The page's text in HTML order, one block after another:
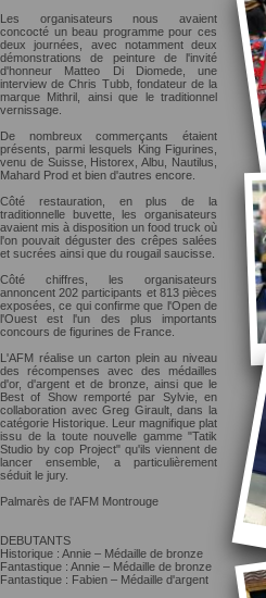
Les organisateurs nous avaient
concocté un beau programme pour ces
deux journées, avec notamment deux
démonstrations de peinture de l'invité
d'honneur Matteo Di Diomede, une
interview de Chris Tubb, fondateur de la
marque Mithril, ainsi que le traditionnel
vernissage.
De nombreux commerçants étaient
présents, parmi lesquels King Figurines,
venu de Suisse, Historex, Albu, Nautilus,
Mahard Prod et bien d'autres encore.
Côté restauration, en plus de la
traditionnelle buvette, les organisateurs
avaient mis à disposition un food truck où
l'on pouvait déguster des crêpes salées
et sucrées ainsi que du rougail saucisse.
Côté chiffres, les organisateurs
annoncent 202 participants et 813 pièces
exposées, ce qui confirme que l'Open de
l'Ouest est l'un des plus importants
concours de figurines de France.
L'AFM réalise un carton plein au niveau
des récompenses avec des médailles
d'or, d'argent et de bronze, ainsi que le
Best of Show remporté par Sylvie, en
collaboration avec Greg Girault, dans la
catégorie Historique. Leur magnifique plat
issu de la toute nouvelle gamme "Tatik
Studio by cop Project" qu'ils viennent de
lancer ensemble, a particulièrement
séduit le jury.
Palmarès de l'AFM Montrouge
DEBUTANTS
Historique : Annie – Médaille de bronze
Fantastique : Annie – Médaille de bronze
Fantastique : Fabien – Médaille d'argent